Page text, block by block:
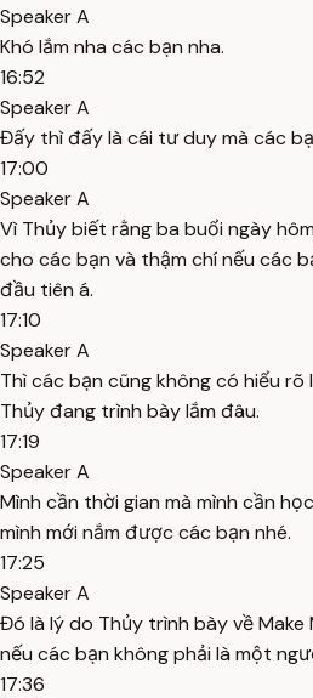
Speaker A
Khó lắm nha các bạn nha.
16:52
Speaker A
Đấy thì đấy là cái tư duy mà các
17:00
Speaker A
Vì Thủy biết rằng ba buổi ngày
cho các bạn và thậm chí nếu các
đầu tiên á.
17:10
Speaker A
Thì các bạn cũng không có hiểu rõ
Thủy đang trình bày lắm đâu.
17:19
Speaker A
Mình cần thời gian mà mình cần
mình mới nắm được các bạn nhé.
17:25
Speaker A
Đó là lý do Thủy trình bày về
nếu các bạn không phải là một
17:36